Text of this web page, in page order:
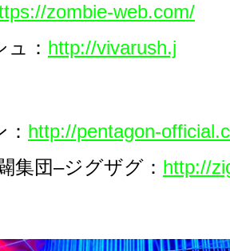
zombie-web.com/
： http://vivarush.j
http://pentagon-
集団–ジグザグ： http://